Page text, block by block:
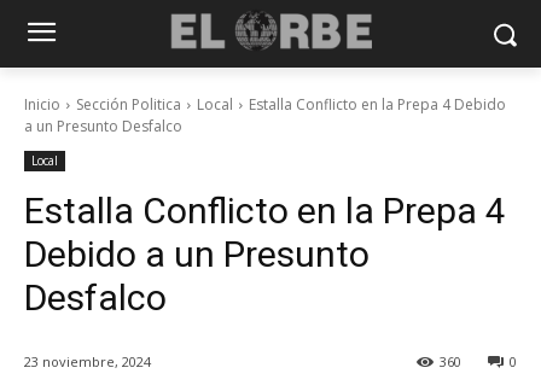
Inicio Sección Politica Local
Estalla Conflicto en la Prepa 4 Debido
a un Presunto Desfalco
Local
Estalla Conflicto en la Prepa 4
Debido a un Presunto
Desfalco
23 noviembre, 2024 0
360